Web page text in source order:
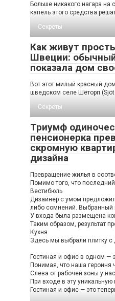
Больше никакого нагара на
капель этого средства
Секреты
Как живут
Швеции:
показала дом
Вот этот милый красный
шведском селе Шёторп
Секреты
Триумф
пенсионерка
скромную
дизайна
Превращение жилья в
Помимо того, что
Вестибюль
Дизайнер с умом предложил
либо сомнений. Выбранный
У входа была размещена
Таким образом, результат
Кухня
Здесь мы выбрали плитку с
Гостиная и офис в одном —
Понимая, что наша
Слева от рабочей зоны у
При входе в эту
Гостиная и офис — это